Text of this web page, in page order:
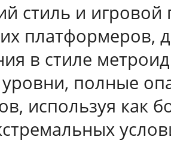
стиль и
платформеров,
в стиле
полные
используя как